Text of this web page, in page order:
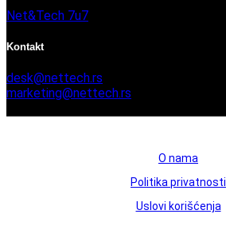
Net&Tech 7u7
Kontakt
desk@nettech.rs
marketing@nettech.rs
O nama
Politika privatnosti
Uslovi korišćenja